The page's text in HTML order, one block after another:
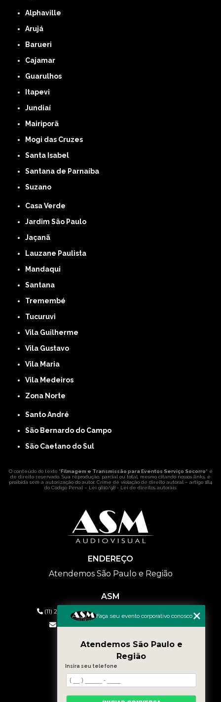
Alphaville
Arujá
Barueri
Cajamar
Guarulhos
Itapevi
Jundiaí
Mairiporã
Mogi das Cruzes
Santa Isabel
Santana de Parnaíba
Suzano
Casa Verde
Jardim São Paulo
Jaçanã
Lauzane Paulista
Mandaqui
Santana
Tremembé
Tucuruvi
Vila Guilherme
Vila Gustavo
Vila Maria
Vila Medeiros
Zona Norte
Santo André
São Bernardo do Campo
São Caetano do Sul
O conteúdo do texto "Filmagem e Transmissão para Eventos Serviço Socorro" é
de direito reservado. Sua reprodução, parcial ou total, mesmo citando nossos links, é
proibida sem a autorização do autor. Crime de violação de direito autoral – artigo 184
do Código Penal – Lei 9610/98 - Lei de direitos autorais.
ENDEREÇO
Atendemos São Paulo e Região
ASM
(11) 2626-2019 (11) 99577-9954
eventos@asmaudiovisual.com.br
MENU
HOME
QUEM SOMOS
SERVIÇOS
CONTATO
Faça seu evento corporativo conosco
Atendemos São Paulo e
Região
Insira seu telefone